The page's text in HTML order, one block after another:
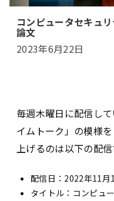
コンピュータセキュ
論文
2023年6月22日
毎週木曜日に配信し
イムトーク」の模様
上げるのは以下の配信
配信日：2022年11月
タイトル：コンピュ